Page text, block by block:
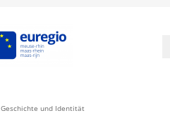
Geschichte und Identität